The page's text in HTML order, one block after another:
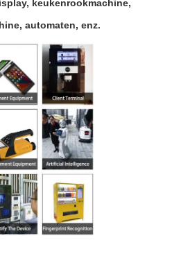
keukenrookmachine,
automaten, enz.